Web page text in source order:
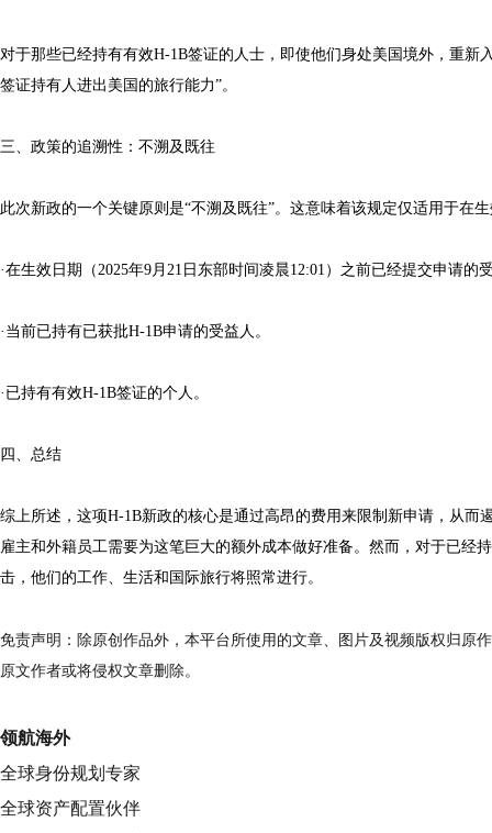
对于那些已经持有有效H-1B签证的人士，即使他们身处美国境外，重
签证持有人进出美国的旅行能力”。
三、政策的追溯性：不溯及既往
此次新政的一个关键原则是“不溯及既往”。这意味着该规定仅适用于在
·在生效日期（2025年9月21日东部时间凌晨12:01）之前已经提交申请的
·当前已持有已获批H-1B申请的受益人。
·已持有有效H-1B签证的个人。
四、总结
综上所述，这项H-1B新政的核心是通过高昂的费用来限制新申请，从
雇主和外籍员工需要为这笔巨大的额外成本做好准备。然而，对于已经
击，他们的工作、生活和国际旅行将照常进行。
免责声明：除原创作品外，本平台所使用的文章、图片及视频版权归原
原文作者或将侵权文章删除。
领航海外
全球身份规划专家
全球资产配置伙伴